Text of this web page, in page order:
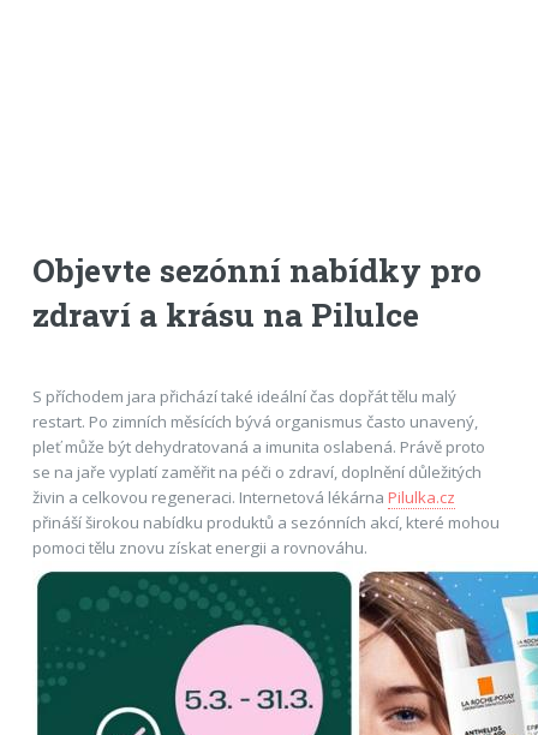
Objevte sezónní nabídky pro
zdraví a krásu na Pilulce
S příchodem jara přichází také ideální čas dopřát tělu malý
restart. Po zimních měsících bývá organismus často unavený,
pleť může být dehydratovaná a imunita oslabená. Právě proto
se na jaře vyplatí zaměřit na péči o zdraví, doplnění důležitých
živin a celkovou regeneraci. Internetová lékárna Pilulka.cz
přináší širokou nabídku produktů a sezónních akcí, které mohou
pomoci tělu znovu získat energii a rovnováhu.